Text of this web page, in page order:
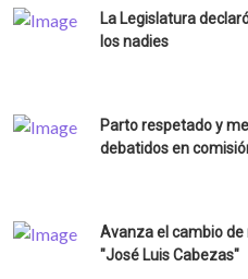
La Legislatura
los nadies
Parto respetado y
debatidos en
Avanza el cambio
"José Luis Cabezas"